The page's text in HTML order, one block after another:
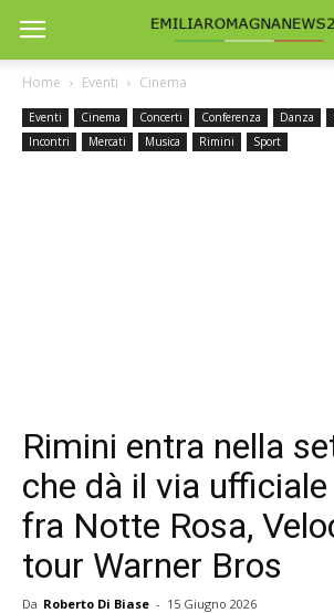
Home Eventi Cinema
Eventi Cinema Concerti Conferenza Danza
Incontri
Mercati Musica Rimini Sport
Rimini entra nella
che dà il via ufficiale
fra Notte Rosa,
tour Warner Bros
Da Roberto Di Biase - 15 Giugno 2026